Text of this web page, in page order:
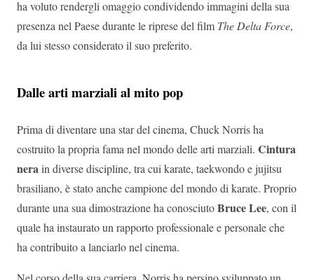
ha voluto rendergli omaggio condividendo immagini della sua
presenza nel Paese durante le riprese del film The Delta Force,
da lui stesso considerato il suo preferito.
Dalle arti marziali al mito pop
Prima di diventare una star del cinema, Chuck Norris ha
costruito la propria fama nel mondo delle arti marziali. Cintura
nerain diverse discipline, tra cui karate, taekwondo e jujitsu
brasiliano, è stato anche campione del mondo di karate. Proprio
durante una sua dimostrazione ha conosciutoBruce Lee, con il
quale ha instaurato un rapporto professionale e personale che
ha contribuito a lanciarlo nel cinema.